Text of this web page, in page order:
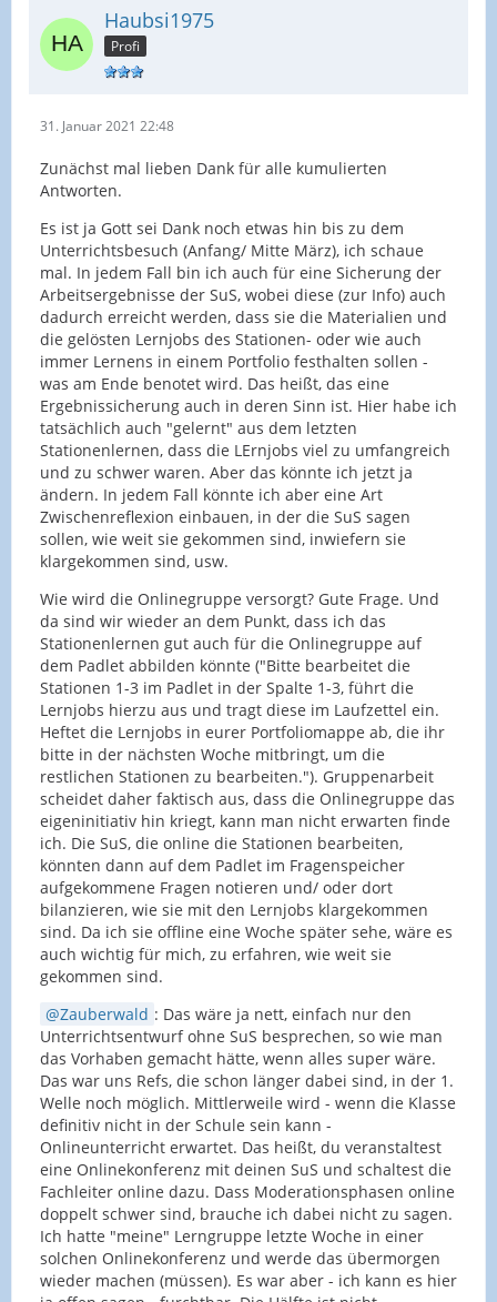
Haubsi1975
Profi
31. Januar 2021 22:48
Zunächst mal lieben Dank für alle kumulierten
Antworten.
Es ist ja Gott sei Dank noch etwas hin bis zu dem
Unterrichtsbesuch (Anfang/ Mitte März), ich schaue
mal. In jedem Fall bin ich auch für eine Sicherung der
Arbeitsergebnisse der SuS, wobei diese (zur Info) auch
dadurch erreicht werden, dass sie die Materialien und
die gelösten Lernjobs des Stationen- oder wie auch
immer Lernens in einem Portfolio festhalten sollen -
was am Ende benotet wird. Das heißt, das eine
Ergebnissicherung auch in deren Sinn ist. Hier habe ich
tatsächlich auch "gelernt" aus dem letzten
Stationenlernen, dass die LErnjobs viel zu umfangreich
und zu schwer waren. Aber das könnte ich jetzt ja
ändern. In jedem Fall könnte ich aber eine Art
Zwischenreflexion einbauen, in der die SuS sagen
sollen, wie weit sie gekommen sind, inwiefern sie
klargekommen sind, usw.
Wie wird die Onlinegruppe versorgt? Gute Frage. Und
da sind wir wieder an dem Punkt, dass ich das
Stationenlernen gut auch für die Onlinegruppe auf
dem Padlet abbilden könnte ("Bitte bearbeitet die
Stationen 1-3 im Padlet in der Spalte 1-3, führt die
Lernjobs hierzu aus und tragt diese im Laufzettel ein.
Heftet die Lernjobs in eurer Portfoliomappe ab, die ihr
bitte in der nächsten Woche mitbringt, um die
restlichen Stationen zu bearbeiten."). Gruppenarbeit
scheidet daher faktisch aus, dass die Onlinegruppe das
eigeninitiativ hin kriegt, kann man nicht erwarten finde
ich. Die SuS, die online die Stationen bearbeiten,
könnten dann auf dem Padlet im Fragenspeicher
aufgekommene Fragen notieren und/ oder dort
bilanzieren, wie sie mit den Lernjobs klargekommen
sind. Da ich sie offline eine Woche später sehe, wäre es
auch wichtig für mich, zu erfahren, wie weit sie
gekommen sind.
Zauberwald : Das wäre ja nett, einfach nur den
Unterrichtsentwurf ohne SuS besprechen, so wie man
das Vorhaben gemacht hätte, wenn alles super wäre.
Das war uns Refs, die schon länger dabei sind, in der 1.
Welle noch möglich. Mittlerweile wird - wenn die Klasse
definitiv nicht in der Schule sein kann -
Onlineunterricht erwartet. Das heißt, du veranstaltest
eine Onlinekonferenz mit deinen SuS und schaltest die
Fachleiter online dazu. Dass Moderationsphasen online
doppelt schwer sind, brauche ich dabei nicht zu sagen.
Ich hatte "meine" Lerngruppe letzte Woche in einer
solchen Onlinekonferenz und werde das übermorgen
wieder machen (müssen). Es war aber - ich kann es hier